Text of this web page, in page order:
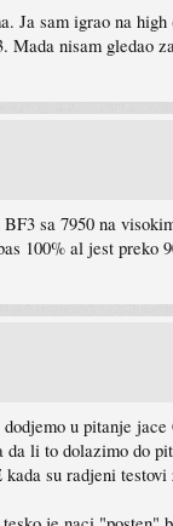
Ja sam igrao na
Mada nisam gledao
sa 7950 na
100% al jest preko
u pitanje
da li to dolazimo do
su radjeni